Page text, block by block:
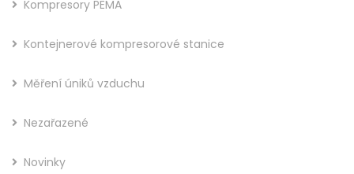
Kompresory PEMA
Kontejnerové kompresorové stanice
Měření úniků vzduchu
Nezařazené
Novinky